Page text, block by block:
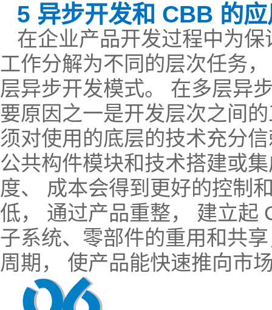
5 异步开发和 CBB 的
在企业产品开发过程中为
工作分解为不同的层次任务
层异步开发模式。 在多层异
要原因之一是开发层次之间
须对使用的底层的技术充分
公共构件模块和技术搭建或
度、 成本会得到更好的控制
低， 通过产品重整， 建立起
子系统、零部件的重用和共
周期， 使产品能快速推向市